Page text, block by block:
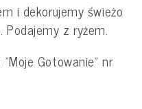
i dekorujemy świeżo
z ryżem.
Gotowanie" nr